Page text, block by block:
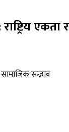
एकता र